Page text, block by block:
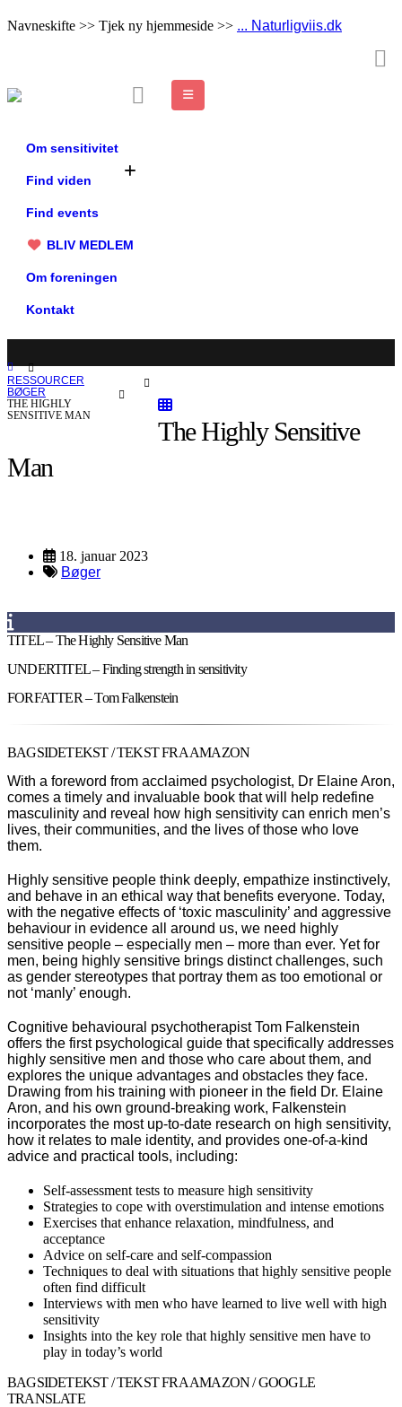
Navneskifte >> Tjek ny hjemmeside >> ... Naturligviis.dk
Om sensitivitet
Find viden
Find events
BLIV MEDLEM
Om foreningen
Kontakt
RESSOURCER
BØGER
THE HIGHLY
SENSITIVE MAN
The Highly Sensitive
Man
18. januar 2023
Bøger
TITEL – The Highly Sensitive Man
UNDERTITEL – Finding strength in sensitivity
FORFATTER – Tom Falkenstein
BAGSIDETEKST / TEKST FRA AMAZON
With a foreword from acclaimed psychologist, Dr Elaine Aron,
comes a timely and invaluable book that will help redefine
masculinity and reveal how high sensitivity can enrich men’s
lives, their communities, and the lives of those who love
them.
Highly sensitive people think deeply, empathize instinctively,
and behave in an ethical way that benefits everyone. Today,
with the negative effects of ‘toxic masculinity’ and aggressive
behaviour in evidence all around us, we need highly
sensitive people – especially men – more than ever. Yet for
men, being highly sensitive brings distinct challenges, such
as gender stereotypes that portray them as too emotional or
not ‘manly’ enough.
Cognitive behavioural psychotherapist Tom Falkenstein
offers the first psychological guide that specifically addresses
highly sensitive men and those who care about them, and
explores the unique advantages and obstacles they face.
Drawing from his training with pioneer in the field Dr. Elaine
Aron, and his own ground-breaking work, Falkenstein
incorporates the most up-to-date research on high sensitivity,
how it relates to male identity, and provides one-of-a-kind
advice and practical tools, including:
Self-assessment tests to measure high sensitivity
Strategies to cope with overstimulation and intense emotions
Exercises that enhance relaxation, mindfulness, and
acceptance
Advice on self-care and self-compassion
Techniques to deal with situations that highly sensitive people
often find difficult
Interviews with men who have learned to live well with high
sensitivity
Insights into the key role that highly sensitive men have to
play in today’s world
BAGSIDETEKST / TEKST FRA AMAZON / GOOGLE
TRANSLATE